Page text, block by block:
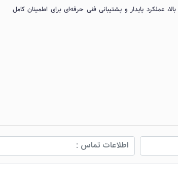
عملکرد پایدار و پشتیبانی فنی حرفه‌ای برای اطمینان کامل